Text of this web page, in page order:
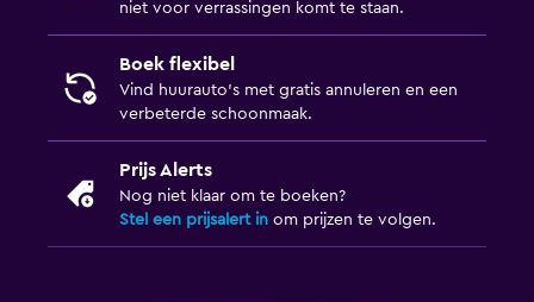
niet voor verrassingen komt te staan.
Boek flexibel
Vind huurauto's met gratis annuleren en een
verbeterde schoonmaak.
Prijs Alerts
Nog niet klaar om te boeken?
Stel een prijsalert in om prijzen te volgen.